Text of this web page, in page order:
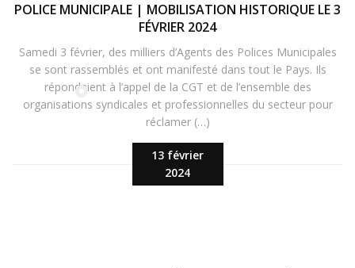
13 février
2024
POLICE MUNICIPALE | MOBILISATION HISTORIQUE LE 3
FÉVRIER 2024
Samedi 3 février, des milliers d’Agents des Polices Municipales
se sont rassemblés et ont manifesté dans tout le Pays. Ils
répondaient à l’appel de la CGT et de l’ensemble des
organisations syndicales et professionnelles du secteur pour
réclamer (…)